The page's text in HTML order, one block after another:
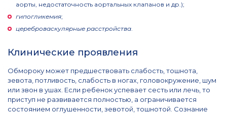
аорты, недостаточность аортальных клапанов и др.);
гипогликемия;
цереброваскулярные расстройства.
Клинические проявления
Обмороку может предшествовать слабость, тошнота,
зевота, потливость, слабость в ногах, головокружение, шум
или звон в ушах. Если ребенок успевает сесть или лечь, то
приступ не развивается полностью, а ограничивается
состоянием оглушенности, зевотой, тошнотой. Сознание